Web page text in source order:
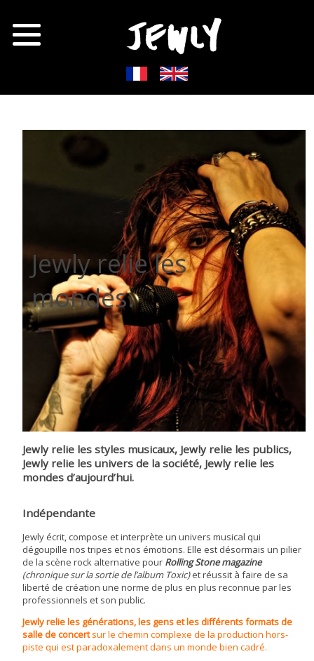
Jewly relie les
mondes.
Jewly relie les styles musicaux, Jewly relie les publics,
Jewly relie les univers de la société, Jewly relie les
mondes d’aujourd’hui.
Indépendante
Jewly écrit, compose et interprète un univers musical qui
dégoupille nos tripes et nos émotions. Elle est désormais un pilier
de la scène rock alternative pour Rolling Stone magazine
(chronique sur la sortie de l’album Toxic)et réussit à faire de sa
liberté de création une norme de plus en plus reconnue par les
professionnels et son public.
Jewly relie les générations, les gens et les différents formats de
salle de concertsur le chemin complexe de la production hors-
piste qui est paradoxalement dans un monde bien cadré.